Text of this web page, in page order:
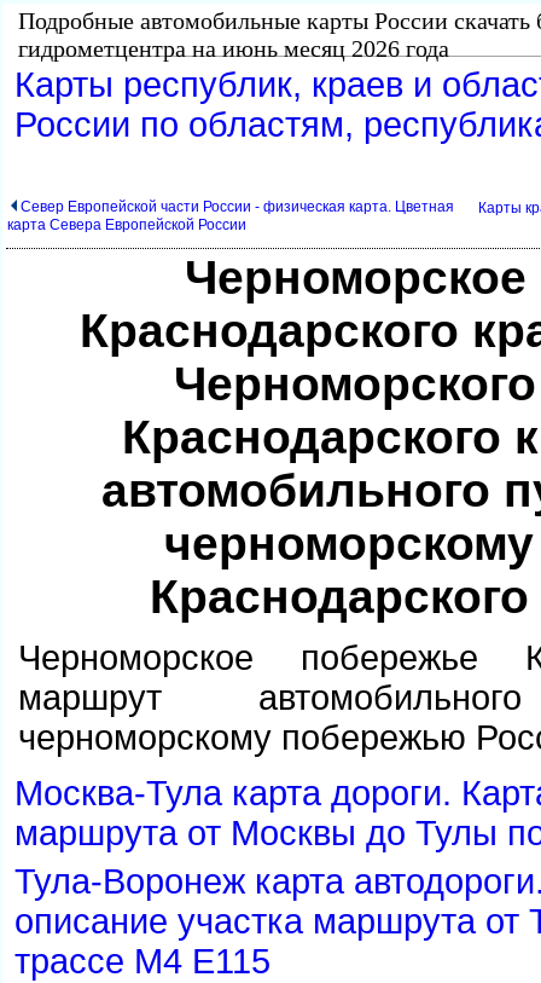
Подробные автомобильные карты России скачать
идрометцентра на июнь месяц 2026 года
Карты республик, краев и
России по областям,
Север Европейской части России - физическая карта. Цветная
карта Севера Европейской России
Карты
Краснодарского
Краснодарского
автомобильного
Черноморское побережье
маршрут
черноморскому побережью
Москва-Тула карта дороги.
маршрута от Москвы до Тулы
Тула-Воронеж карта
описание участка маршрута
трассе М4 Е115